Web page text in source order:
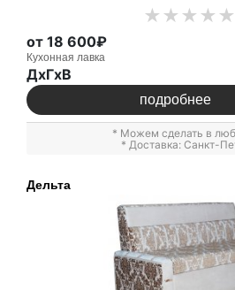
от 18 600₽
Кухонная лавка
ДxГxВ
подробнее
* Можем сделать в
* Доставка: Санкт-
Дельта